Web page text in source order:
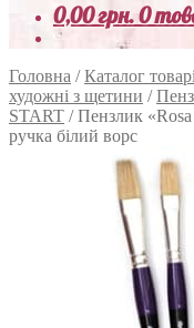
0,00грн.0
Головна /Каталог
художні з щетини /
START /Пензлик
ручка білий ворс